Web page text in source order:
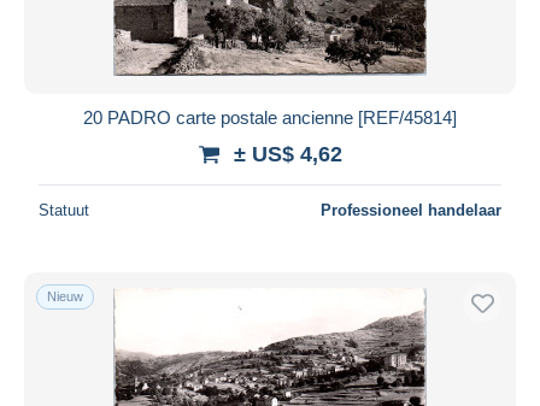
20 PADRO carte postale ancienne [REF/45814]
± US$ 4,62
Statuut Professioneel handelaar
Nieuw